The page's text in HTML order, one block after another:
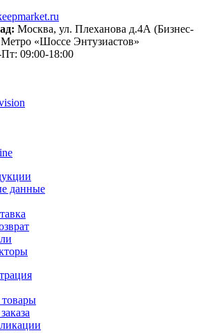
Москва, ул. Плеханова д.4А (Бизнес-
«Шоссе Энтузиастов»
09:00-18:00
данные